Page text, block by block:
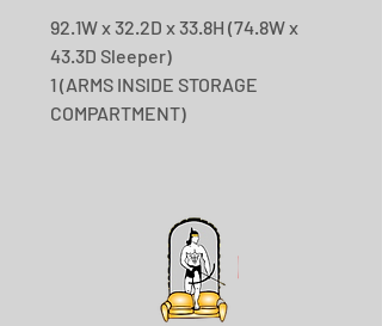
92.1W x 32.2D x 33.8H (74.8W x
43.3D Sleeper)
1 (ARMS INSIDE STORAGE
COMPARTMENT)